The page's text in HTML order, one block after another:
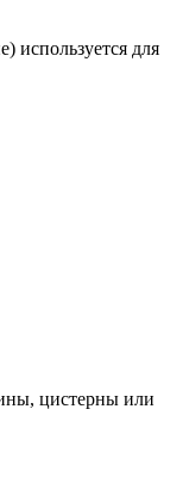
используется для
цистерны или